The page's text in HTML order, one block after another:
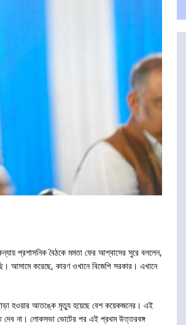
প্রশাসনিক বৈঠকে মমতা ফের আশ্বাসের সুরে বললেন,
আসামে করেছে, কারণ ওখানে বিজেপি সরকার। এখানে
হওয়ার আতঙ্কে মৃত্যু হয়েছে বেশ কয়েকজনের। এই
দেব না। লোকসভা ভোটের পর এই প্রথম উত্তরবঙ্গ